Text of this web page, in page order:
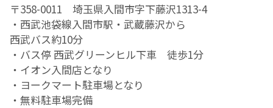
〒358-0011 埼玉県入間市字下藤沢1313-4
・西武池袋線入間市駅・武蔵藤沢から
西武バス約10分
・バス停 西武グリーンヒル下車 徒歩1分
・イオン入間店となり
・ヨークマート駐車場となり
・無料駐車場完備